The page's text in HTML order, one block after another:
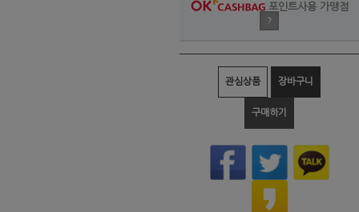
포인트사용 가맹점
?
관심상품 장바구니
구매하기